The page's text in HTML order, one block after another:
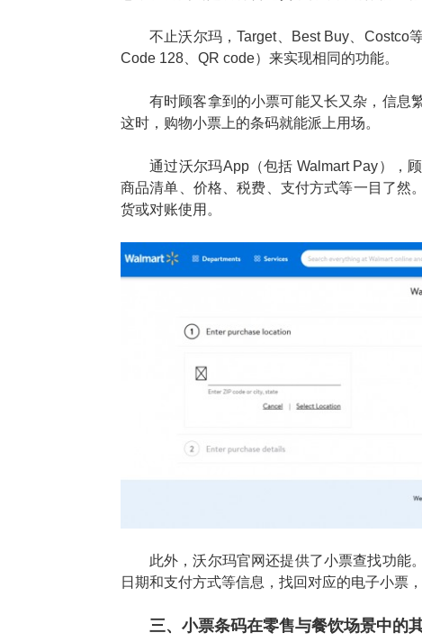
不止沃尔玛，Target、Best Buy、Costco
Code 128、QR code）来实现相同的功能。
有时顾客拿到的小票可能又长又杂，信息
这时，购物小票上的条码就能派上用场。
通过沃尔玛App（包括 Walmart Pay），
商品清单、价格、税费、支付方式等一目了然
货或对账使用。
此外，沃尔玛官网还提供了小票查找功能
日期和支付方式等信息，找回对应的电子小票
三、小票条码在零售与餐饮场景中的